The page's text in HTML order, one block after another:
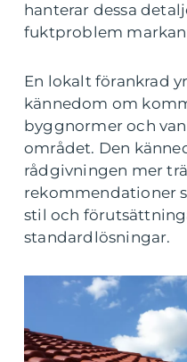
hanterar dessa
fuktproblem
En lokalt förankrad
kännedom om
byggnormer och
området. Den
rådgivningen mer
rekommendationer
stil och
standardlösningar.